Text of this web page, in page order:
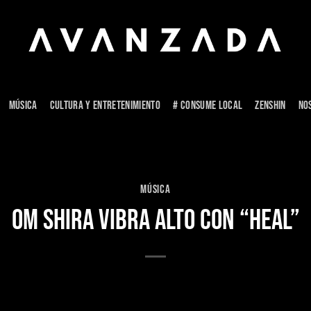
MÚSICA CULTURA Y ENTRETENIMIENTO # CONSUME LOCAL ZENSHIN
MÚSICA
OM SHIRA VIBRA ALTO CON “HEAL”